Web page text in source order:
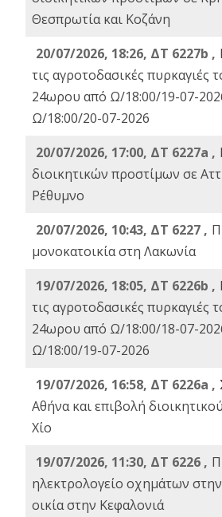
Θεσπρωτία και Κοζάνη
20/07/2026, 18:26, ΔΤ 6227b ,
τις αγροτοδασικές πυρκαγιές
24ωρου από Ω/18:00/19-07-
Ω/18:00/20-07-2026
20/07/2026, 17:00, ΔΤ 6227a ,
διοικητικών προστίμων σε
Ρέθυμνο
20/07/2026, 10:43, ΔΤ 6227 ,
μονοκατοικία στη Λακωνία
19/07/2026, 18:05, ΔΤ 6226b ,
τις αγροτοδασικές πυρκαγιές
24ωρου από Ω/18:00/18-07-
Ω/18:00/19-07-2026
19/07/2026, 16:58, ΔΤ 6226a ,
Αθήνα και επιβολή
Χίο
19/07/2026, 11:30, ΔΤ 6226 ,
ηλεκτρολογείο οχημάτων
οικία στην Κεφαλονιά